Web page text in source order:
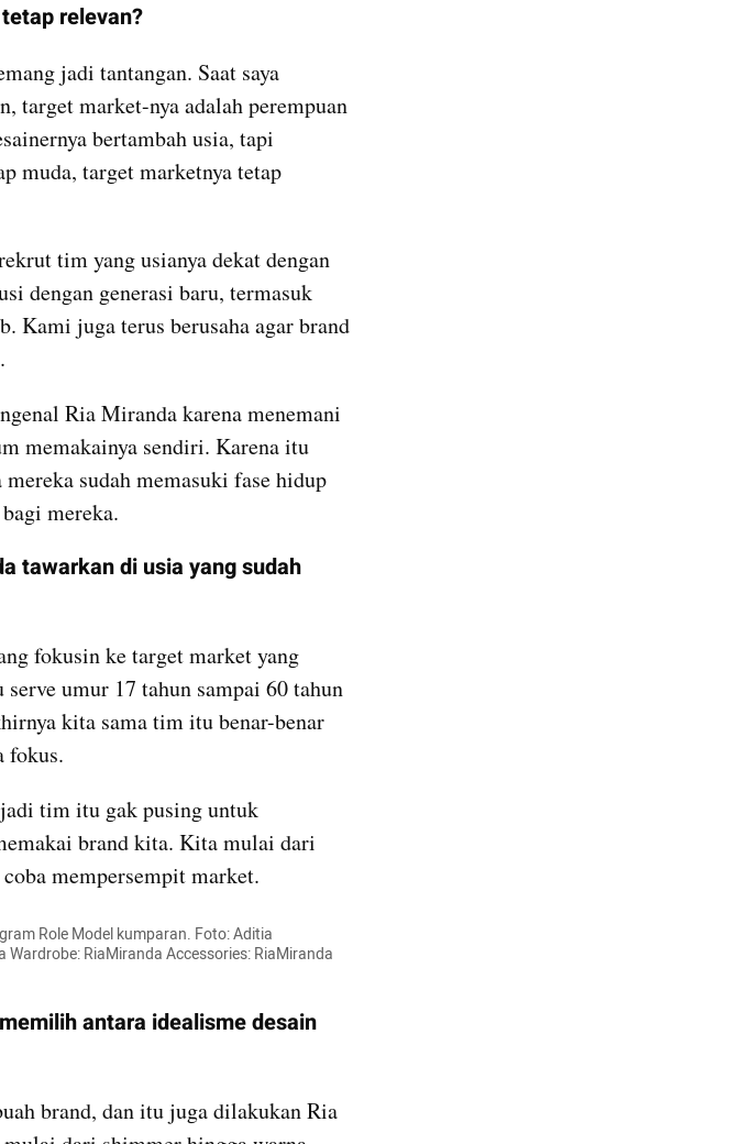
relevan?
jadi tantangan. Saat saya
target market-nya adalah perempuan
bertambah usia, tapi
muda, target marketnya tetap
tim yang usianya dekat dengan
dengan generasi baru, termasuk
Kami juga terus berusaha agar brand
Ria Miranda karena menemani
memakainya sendiri. Karena itu
sudah memasuki fase hidup
mereka.
tawarkan di usia yang sudah
fokusin ke target market yang
umur 17 tahun sampai 60 tahun
kita sama tim itu benar-benar
fokus.
tim itu gak pusing untuk
brand kita. Kita mulai dari
mempersempit market.
Role Model kumparan. Foto: Aditia
RiaMiranda Accessories: RiaMiranda
antara idealisme desain
brand, dan itu juga dilakukan Ria